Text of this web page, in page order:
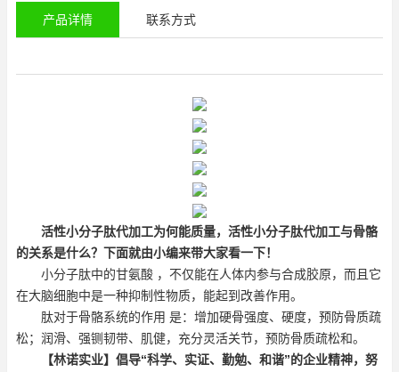
产品详情 联系方式
活性小分子肽代加工为何能质量， 活性小分子肽代加工与骨骼
的关系是什么？下面就由小编来带大家看一下！
小分子肽中的甘氨酸 ，不仅能在人体内参与合成胶原，而且它
在大脑细胞中是一种抑制性物质，能起到改善作用。
肽对于骨骼系统的作用 是：增加硬骨强度、硬度，预防骨质疏
松；润滑、强铡韧带、肌健，充分灵活关节，预防骨质疏松和。
【林诺实业】 倡导“科学、实证、勤勉、和谐”的企业精神，努